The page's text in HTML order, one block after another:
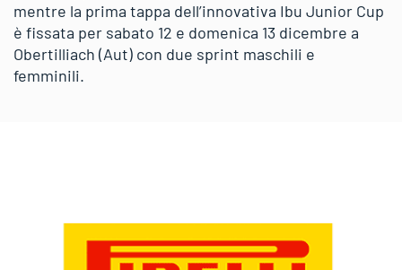
mentre la prima tappa dell’innovativa Ibu Junior Cup
è fissata per sabato 12 e domenica 13 dicembre a
Obertilliach (Aut) con due sprint maschili e
femminili.